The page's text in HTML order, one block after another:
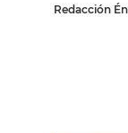
Redacción